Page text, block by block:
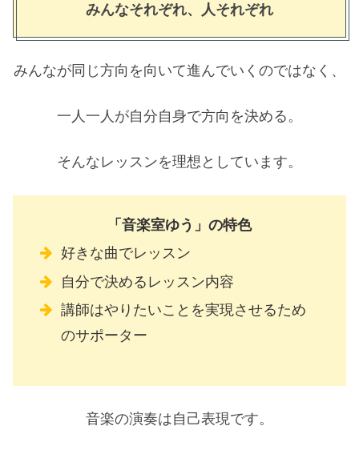
みんなそれぞれ、人それぞれ
みんなが同じ方向を向いて進んでいくのではなく、
一人一人が自分自身で方向を決める。
そんなレッスンを理想としています。
「音楽室ゆう」の特色
好きな曲でレッスン
自分で決めるレッスン内容
講師はやりたいことを実現させるため
のサポーター
音楽の演奏は自己表現です。